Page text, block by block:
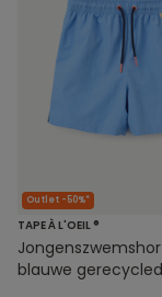
Outlet -50%*
TAPE À L'OEIL ®
blauwe